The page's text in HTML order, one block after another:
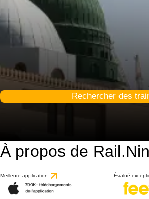
Rechercher des
À propos de
Meilleure application Évalué